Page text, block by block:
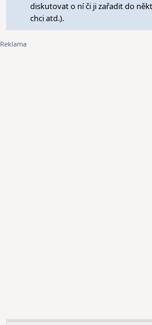
diskutovat o ní či ji zařadit do
chci atd.).